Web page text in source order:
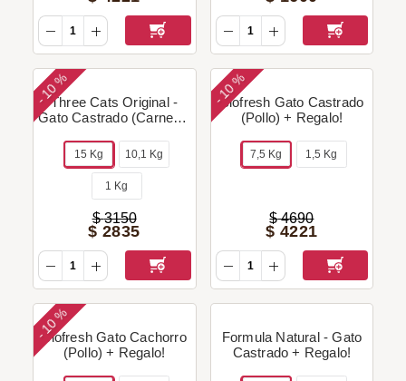
-
10 %
Three Cats Original -
Gato Castrado (Carne) +
15 Kg 10,1 Kg
1 Kg
$ 3150
$ 2835
-
10 %
Biofresh Gato Castrado
(Pollo) + Regalo!
7,5 Kg 1,5 Kg
$ 4690
$ 4221
-
10 %
Biofresh Gato Cachorro
(Pollo) + Regalo!
Formula Natural - Gato
Castrado + Regalo!